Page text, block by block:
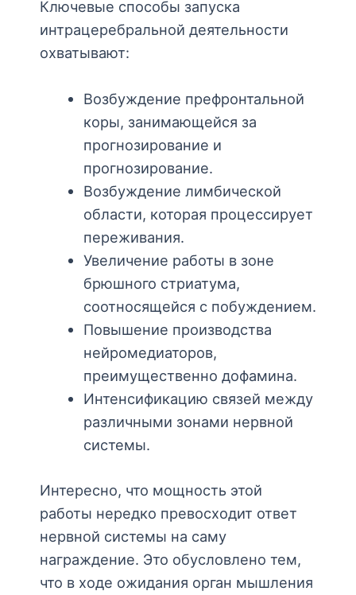
Ключевые способы запуска
интрацеребральной деятельности
охватывают:
Возбуждение префронтальной
коры, занимающейся за
прогнозирование и
прогнозирование.
Возбуждение лимбической
области, которая процессирует
переживания.
Увеличение работы в зоне
брюшного стриатума,
соотносящейся с побуждением.
Повышение производства
нейромедиаторов,
преимущественно дофамина.
Интенсификацию связей между
различными зонами нервной
системы.
Интересно, что мощность этой
работы нередко превосходит ответ
нервной системы на саму
награждение. Это обусловлено тем,
что в ходе ожидания орган мышления